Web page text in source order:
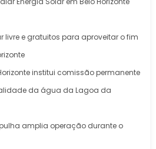
livre e gratuitos para aproveitar o fim
institui comissão permanente
da água da Lagoa da
amplia operação durante o